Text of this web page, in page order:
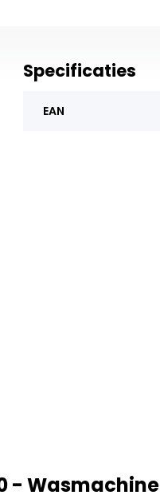
Specificaties
EAN
- Wasmachine